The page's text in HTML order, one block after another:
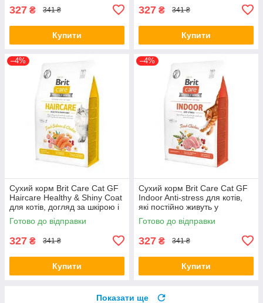
327 ₴ 341 ₴
Купити
327 ₴ 341 ₴
Купити
–4%
Сухий корм Brit Care Cat GF
Haircare Healthy & Shiny Coat
для котів, догляд за шкірою і
шерстю, лосось та курка, 400
г (*)
Готово до відправки
327 ₴ 341 ₴
Купити
–4%
Сухий корм Brit Care Cat GF
Indoor Anti-stress для котів,
які постійно живуть у
приміщенні, курка, 400 г (*)
Готово до відправки
327 ₴ 341 ₴
Купити
Показати ще